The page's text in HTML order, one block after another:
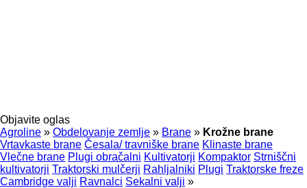
Objavite oglas
Agroline » Obdelovanje zemlje » Brane » Krožne brane
Vrtavkaste brane Česala/ travniške brane Klinaste brane
Vlečne brane Plugi obračalni Kultivatorji Kompaktor Strniščni
kultivatorji Traktorski mulčerji Rahljalniki Plugi Traktorske freze
Cambridge valji Ravnalci Sekalni valji »